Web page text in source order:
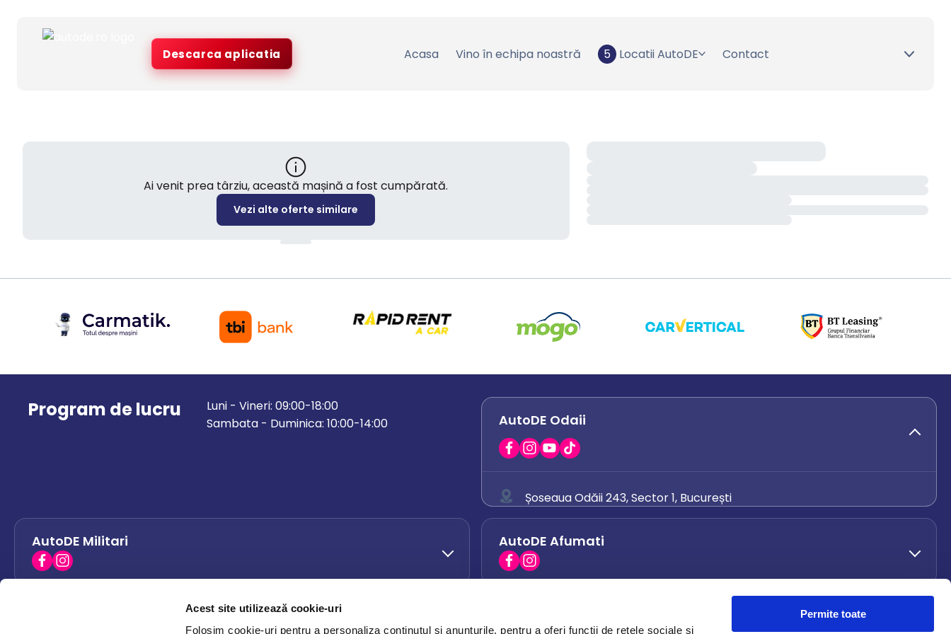
Acest site utilizează cookie-uri
Folosim cookie-uri pentru a personaliza conținutul și anunțurile, pentru a oferi funcții de rețele sociale și
Permite toate
Descarca aplicatia Acasa Vino în echipa noastră 5 Locatii AutoDE Contact
Ai venit prea târziu, această mașină a fost cumpărată.
Vezi alte oferte similare
Program de lucru
Luni - Vineri: 09:00-18:00
Sambata - Duminica: 10:00-14:00
AutoDE Odaii
Șoseaua Odăii 243, Sector 1, București
0742 444 194
office.odaii@autode.ro
AutoDE Militari AutoDE Afumati